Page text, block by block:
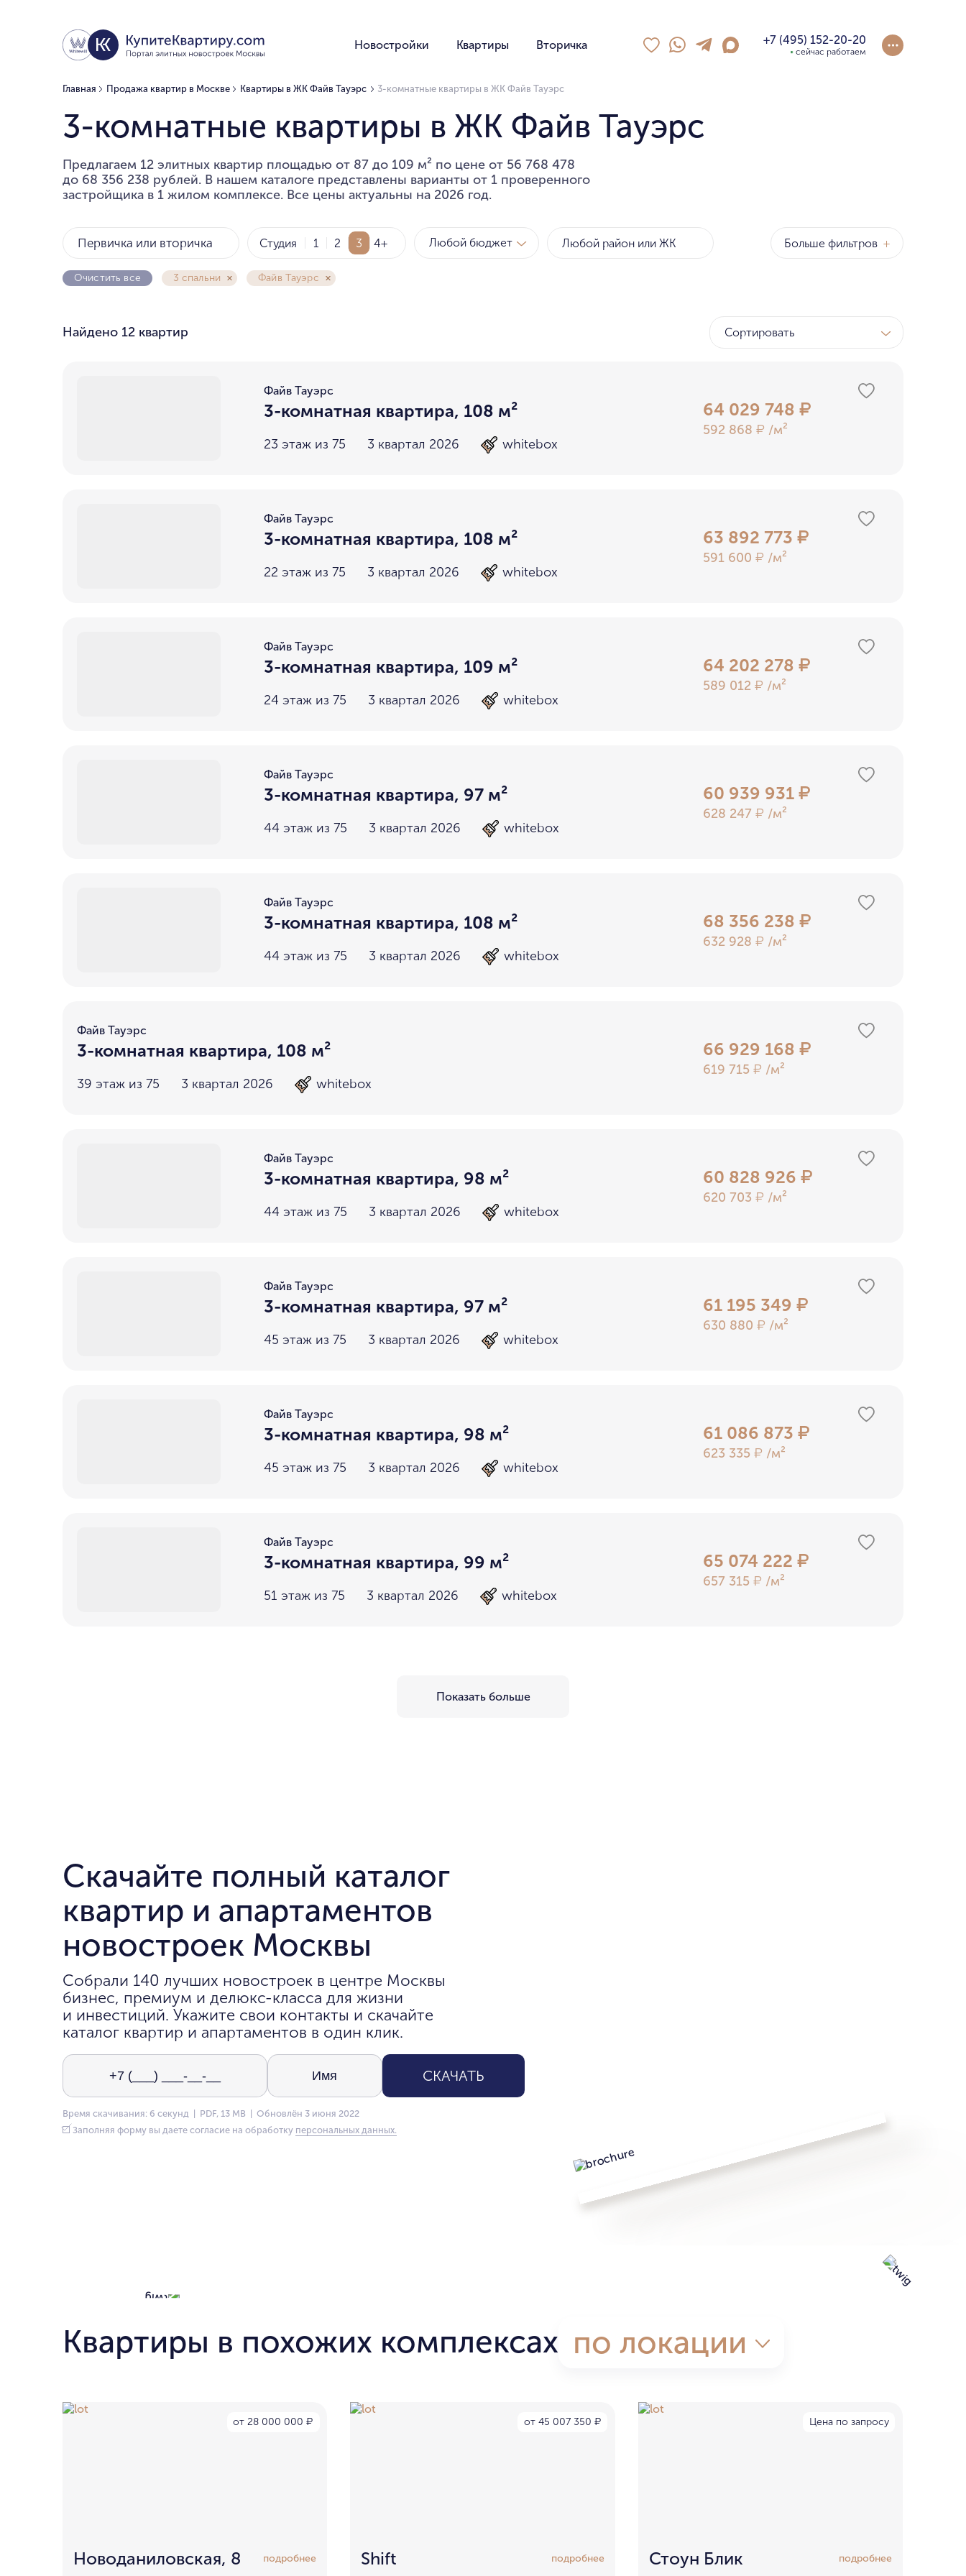
Новостройки Квартиры Вторичка +7 (495) 152-20-20
сейчас работаем
Главная Продажа квартир в Москве Квартиры в ЖК Файв Тауэрс 3-комнатные квартиры в ЖК Файв Тауэрс
3-комнатные квартиры в ЖК Файв Тауэрс
Предлагаем 12 элитных квартир площадью от 87 до 109 м² по цене от 56 768 478
до 68 356 238 рублей. В нашем каталоге представлены варианты от 1 проверенного
застройщика в 1 жилом комплексе. Все цены актуальны на 2026 год.
Первичка или вторичка Студия 1 2 3 4+ Любой бюджет
30-50 миллионов
на Патриарших
Больше фильтров +
Очистить все 3 спальни Файв Тауэрс
Найдено 12 квартир Сортировать
Файв Тауэрс
3-комнатная квартира, 108 м²
23 этаж из 75 3 квартал 2026 whitebox
64 029 748 ₽
592 868 ₽ /м²
Файв Тауэрс
3-комнатная квартира, 108 м²
22 этаж из 75 3 квартал 2026 whitebox
63 892 773 ₽
591 600 ₽ /м²
Файв Тауэрс
3-комнатная квартира, 109 м²
24 этаж из 75 3 квартал 2026 whitebox
64 202 278 ₽
589 012 ₽ /м²
Файв Тауэрс
3-комнатная квартира, 97 м²
44 этаж из 75 3 квартал 2026 whitebox
60 939 931 ₽
628 247 ₽ /м²
Файв Тауэрс
3-комнатная квартира, 108 м²
44 этаж из 75 3 квартал 2026 whitebox
68 356 238 ₽
632 928 ₽ /м²
Файв Тауэрс
3-комнатная квартира, 108 м²
39 этаж из 75 3 квартал 2026 whitebox
66 929 168 ₽
619 715 ₽ /м²
Файв Тауэрс
3-комнатная квартира, 98 м²
44 этаж из 75 3 квартал 2026 whitebox
60 828 926 ₽
620 703 ₽ /м²
Файв Тауэрс
3-комнатная квартира, 97 м²
45 этаж из 75 3 квартал 2026 whitebox
61 195 349 ₽
630 880 ₽ /м²
Файв Тауэрс
3-комнатная квартира, 98 м²
45 этаж из 75 3 квартал 2026 whitebox
61 086 873 ₽
623 335 ₽ /м²
Файв Тауэрс
3-комнатная квартира, 99 м²
51 этаж из 75 3 квартал 2026 whitebox
65 074 222 ₽
657 315 ₽ /м²
Показать больше
Скачайте полный каталог
квартир и апартаментов
новостроек Москвы
Собрали 140 лучших новостроек в центре Москвы
бизнес, премиум и делюкс-класса для жизни
и инвестиций. Укажите свои контакты и скачайте
каталог квартир и апартаментов в один клик.
СКАЧАТЬ
Время скачивания: 6 секунд | PDF, 13 MB | Обновлён 3 июня 2022
Заполняя форму вы даете согласие на обработку персональных данных.
Квартиры в похожих комплексах по локации
от 28 000 000₽
Новоданиловская, 8 подробнее
от 45 007 350 ₽
Shift подробнее
Цена по запросу
Стоун Блик подробнее